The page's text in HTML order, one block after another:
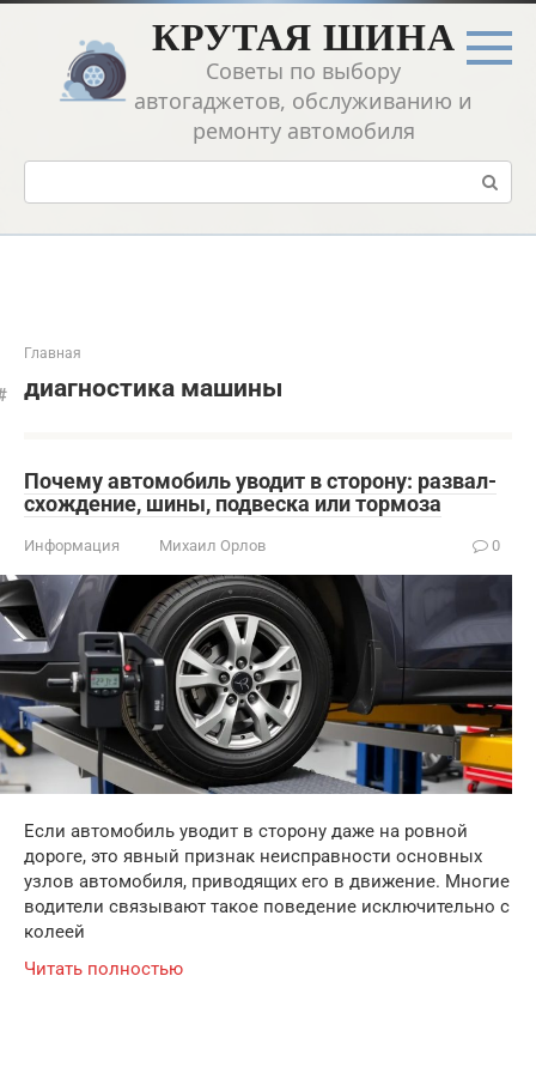
Перейти
контенту
КРУТАЯ ШИНА
Советы по выбору
автогаджетов, обслуживанию и
ремонту автомобиля
Поиск:
Главная
диагностика машины
Почему автомобиль уводит в сторону: развал-
схождение, шины, подвеска или тормоза
Информация Михаил Орлов 0
Если автомобиль уводит в сторону даже на ровной
дороге, это явный признак неисправности основных
узлов автомобиля, приводящих его в движение. Многие
водители связывают такое поведение исключительно с
колеей
Читать полностью